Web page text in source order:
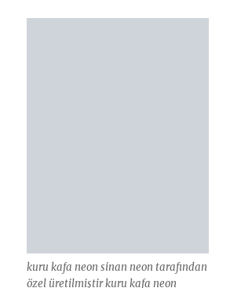
kuru kafa neon sinan neon tarafından
özel üretilmiştir kuru kafa neon